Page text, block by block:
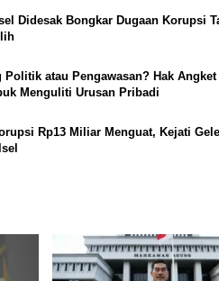
Didesak Bongkar Dugaan Korupsi
Politik atau Pengawasan? Hak Angket
Menguliti Urusan Pribadi
Rp13 Miliar Menguat, Kejati